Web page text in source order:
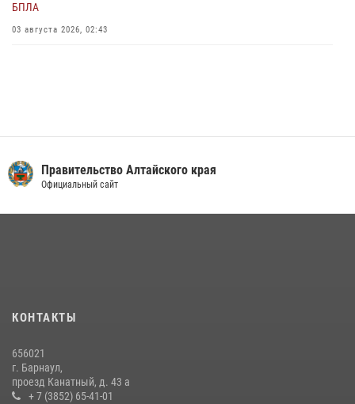
БПЛА
03 августа 2026, 02:43
Правительство Алтайского края
Официальный сайт
КОНТАКТЫ
656021
г. Барнаул,
проезд Канатный, д. 43 а
+ 7 (3852) 65-41-01